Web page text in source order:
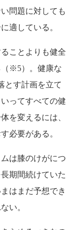
問題に対しても
適している。
ことよりも健全
（※5）。健康な
とす計画を立て
ってすべての健
を変えるには、
必要がある。
は膝のけがにつ
期間続けていた
はまだ予想でき
い。